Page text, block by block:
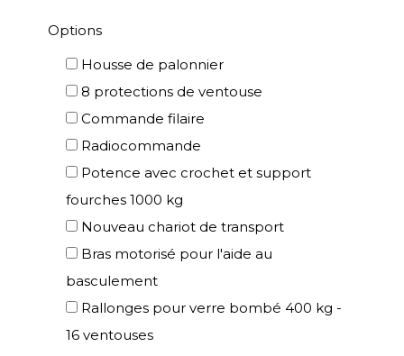
Options
Housse de palonnier
8 protections de ventouse
Commande filaire
Radiocommande
Potence avec crochet et support
fourches 1000 kg
Nouveau chariot de transport
Bras motorisé pour l'aide au
basculement
Rallonges pour verre bombé 400 kg -
16 ventouses